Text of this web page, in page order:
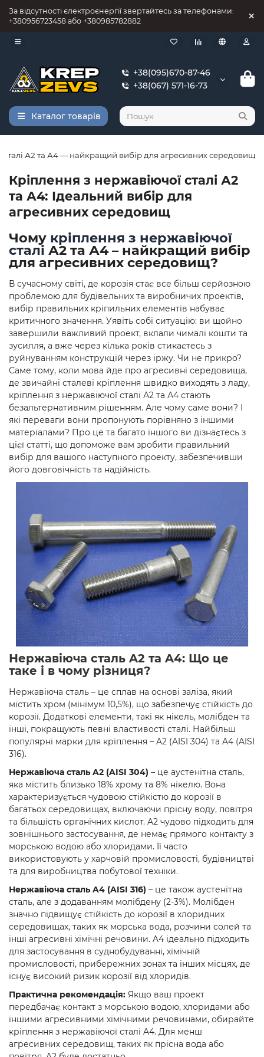
За відсутності єлектроєнергії звертайтесь за телефонами:
+380956723458 або +380985782882
+38(095)670-87-46
+38(067) 571-16-73
Каталог товарів
сталі А2 та А4 — найкращий вибір для агресивних середовищ
Кріплення з нержавіючої сталі А2
та А4: Ідеальний вибір для
агресивних середовищ
Чому кріплення з нержавіючої
сталі А2 та А4 – найкращий вибір
для агресивних середовищ?
В сучасному світі, де корозія стає все більш серйозною
проблемою для будівельних та виробничих проектів,
вибір правильних кріпильних елементів набуває
критичного значення. Уявіть собі ситуацію: ви щойно
завершили важливий проект, вклали чималі кошти та
зусилля, а вже через кілька років стикаєтесь з
руйнуванням конструкцій через іржу. Чи не прикро?
Саме тому, коли мова йде про агресивні середовища,
де звичайні сталеві кріплення швидко виходять з ладу,
кріплення з нержавіючої сталі А2 та А4 стають
безальтернативним рішенням. Але чому саме вони? І
які переваги вони пропонують порівняно з іншими
матеріалами? Про це та багато іншого ви дізнаєтесь з
цієї статті, що допоможе вам зробити правильний
вибір для вашого наступного проекту, забезпечивши
його довговічність та надійність.
Нержавіюча сталь A2 та A4: Що це
таке і в чому різниця?
Нержавіюча сталь – це сплав на основі заліза, який
містить хром (мінімум 10,5%), що забезпечує стійкість до
корозії. Додаткові елементи, такі як нікель, молібден та
інші, покращують певні властивості сталі. Найбільш
популярні марки для кріплення – A2 (AISI 304) та A4 (AISI
316).
Нержавіюча сталь A2 (AISI 304) – це аустенітна сталь,
яка містить близько 18% хрому та 8% нікелю. Вона
характеризується чудовою стійкістю до корозії в
багатьох середовищах, включаючи прісну воду, повітря
та більшість органічних кислот. A2 чудово підходить для
зовнішнього застосування, де немає прямого контакту з
морською водою або хлоридами. Її часто
використовують у харчовій промисловості, будівництві
та для виробництва побутової техніки.
Нержавіюча сталь A4 (AISI 316) – це також аустенітна
сталь, але з додаванням молібдену (2-3%). Молібден
значно підвищує стійкість до корозії в хлоридних
середовищах, таких як морська вода, розчини солей та
інші агресивні хімічні речовини. A4 ідеально підходить
для застосування в суднобудуванні, хімічній
промисловості, прибережних зонах та інших місцях, де
існує високий ризик корозії від хлоридів.
Практична рекомендація: Якщо ваш проект
передбачає контакт з морською водою, хлоридами або
іншими агресивними хімічними речовинами, обирайте
кріплення з нержавіючої сталі A4. Для менш
агресивних середовищ, таких як прісна вода або